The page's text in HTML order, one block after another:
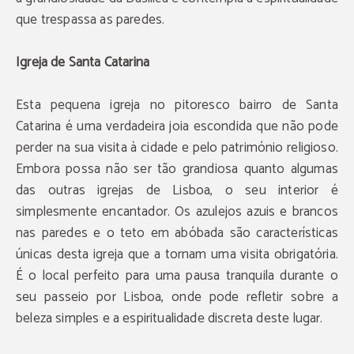
que trespassa as paredes.
Igreja de Santa Catarina
Esta pequena igreja no pitoresco bairro de Santa
Catarina é uma verdadeira joia escondida que não pode
perder na sua visita à cidade e pelo património religioso.
Embora possa não ser tão grandiosa quanto algumas
das outras igrejas de Lisboa, o seu interior é
simplesmente encantador. Os azulejos azuis e brancos
nas paredes e o teto em abóbada são características
únicas desta igreja que a tornam uma visita obrigatória.
É o local perfeito para uma pausa tranquila durante o
seu passeio por Lisboa, onde pode refletir sobre a
beleza simples e a espiritualidade discreta deste lugar.